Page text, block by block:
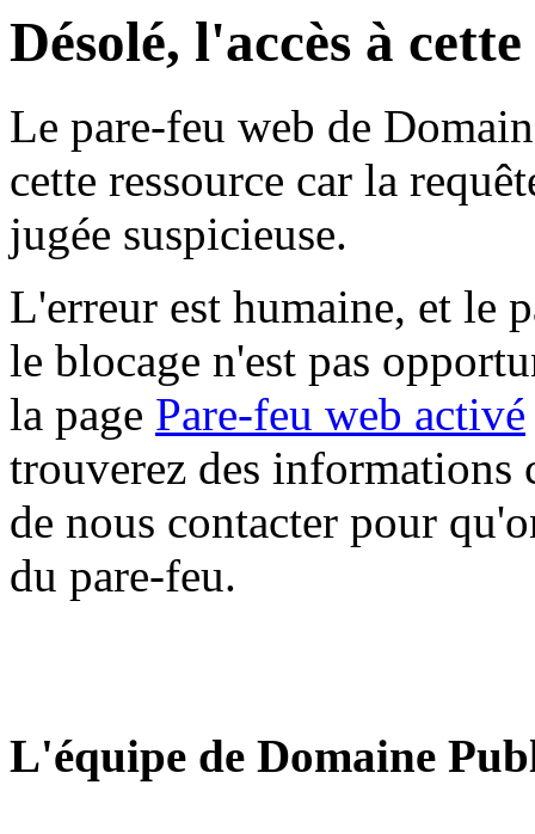
Désolé, l'accès à
Le pare-feu web de
cette ressource car la
jugée suspicieuse.
L'erreur est humaine, et le
le blocage n'est pas
la page Pare-feu web activé
trouverez des informations
de nous contacter pour
du pare-feu.
L'équipe de Domaine